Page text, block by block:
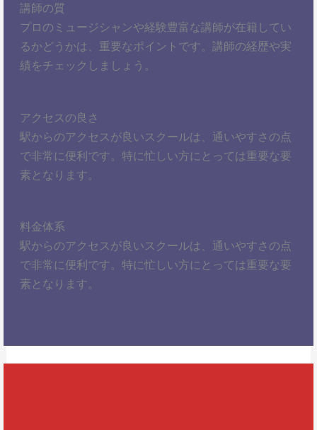
講師の質
プロのミュージシャンや経験豊富な講師が在籍してい
るかどうかは、重要なポイントです。講師の経歴や実
績をチェックしましょう。
アクセスの良さ
駅からのアクセスが良いスクールは、通いやすさの点
で非常に便利です。特に忙しい方にとっては重要な要
素となります。
料金体系
駅からのアクセスが良いスクールは、通いやすさの点
で非常に便利です。特に忙しい方にとっては重要な要
素となります。